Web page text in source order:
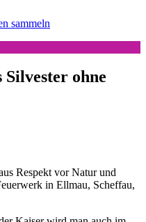
sammeln
ohne
Respekt vor Natur und
in Ellmau, Scheffau,